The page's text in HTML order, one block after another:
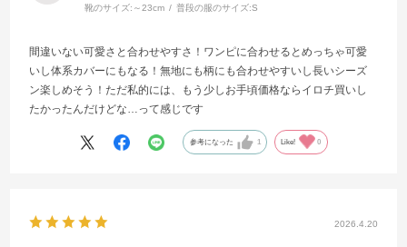
靴のサイズ: ～23cm 普段の服のサイズ:S
間違いない可愛さと合わせやすさ！ワンピに合わせるとめっちゃ可愛
いし体系カバーにもなる！無地にも柄にも合わせやすいし長いシーズ
ン楽しめそう！ただ私的には、もう少しお手頃価格ならイロチ買いし
たかったんだけどな…って感じです
参考になった 1 Like! 0
2026.4.20